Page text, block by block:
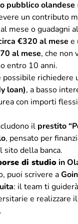
pubblico olandese
un contributo
mese o guadagni
€320 al mese e
al mese, che non
entro 10 anni.
possibile richiedere
loan), a basso
con importi
il prestito
, pensato per
sito della banca.
di studioin
puoi scrivere a
: il team ti
e realizzare